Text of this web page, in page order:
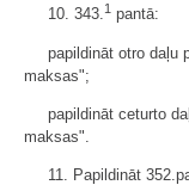
10. 343.1 pantā:
papildināt otro daļu
maksas";
papildināt ceturto
maksas".
11. Papildināt